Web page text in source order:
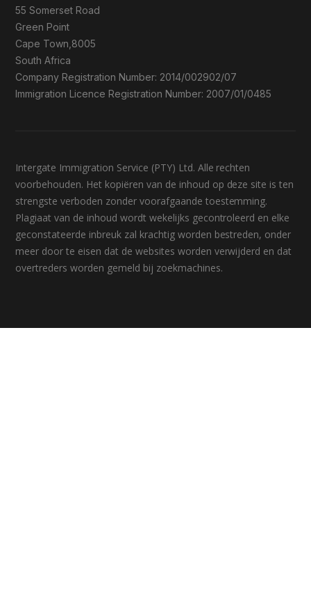
55 Somerset Road
Green Point
Cape Town,8005
South Africa
Company Registration Number: 2014/002902/07
Immigration Licence Registration Number: 2007/01/0485
Intergate Immigration Service (PTY) Ltd. Alle rechten
voorbehouden. Het kopiëren van de inhoud op deze site is ten
strengste verboden zonder voorafgaande toestemming.
Plagiaat van de inhoud wordt wekelijks gecontroleerd en elke
geconstateerde inbreuk zal krachtig worden bestreden, onder
meer door te eisen dat de websites worden verwijderd en dat
overtreders worden gemeld bij zoekmachines.